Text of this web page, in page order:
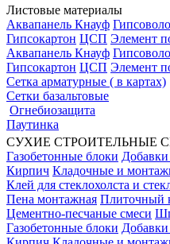
Листовые материалы
Аквапанель Кнауф
Гипсокартон ЦСП Элемент
Аквапанель Кнауф
Гипсокартон ЦСП Элемент
Сетка арматурные ( в картах)
Сетки базальтовые
Огнебиозащита
Паутинка
СУХИЕ СТРОИТЕЛЬНЫЕ
Газобетонные блоки
Кирпич Кладочные и
Клей для стеклохолста и
Пена монтажная Плиточный
Цементно-песчаные смеси
Газобетонные блоки